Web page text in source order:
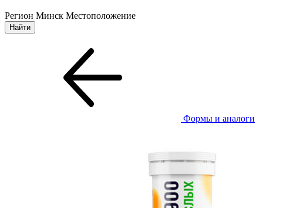
Регион Минск Местоположение
Формы и аналоги